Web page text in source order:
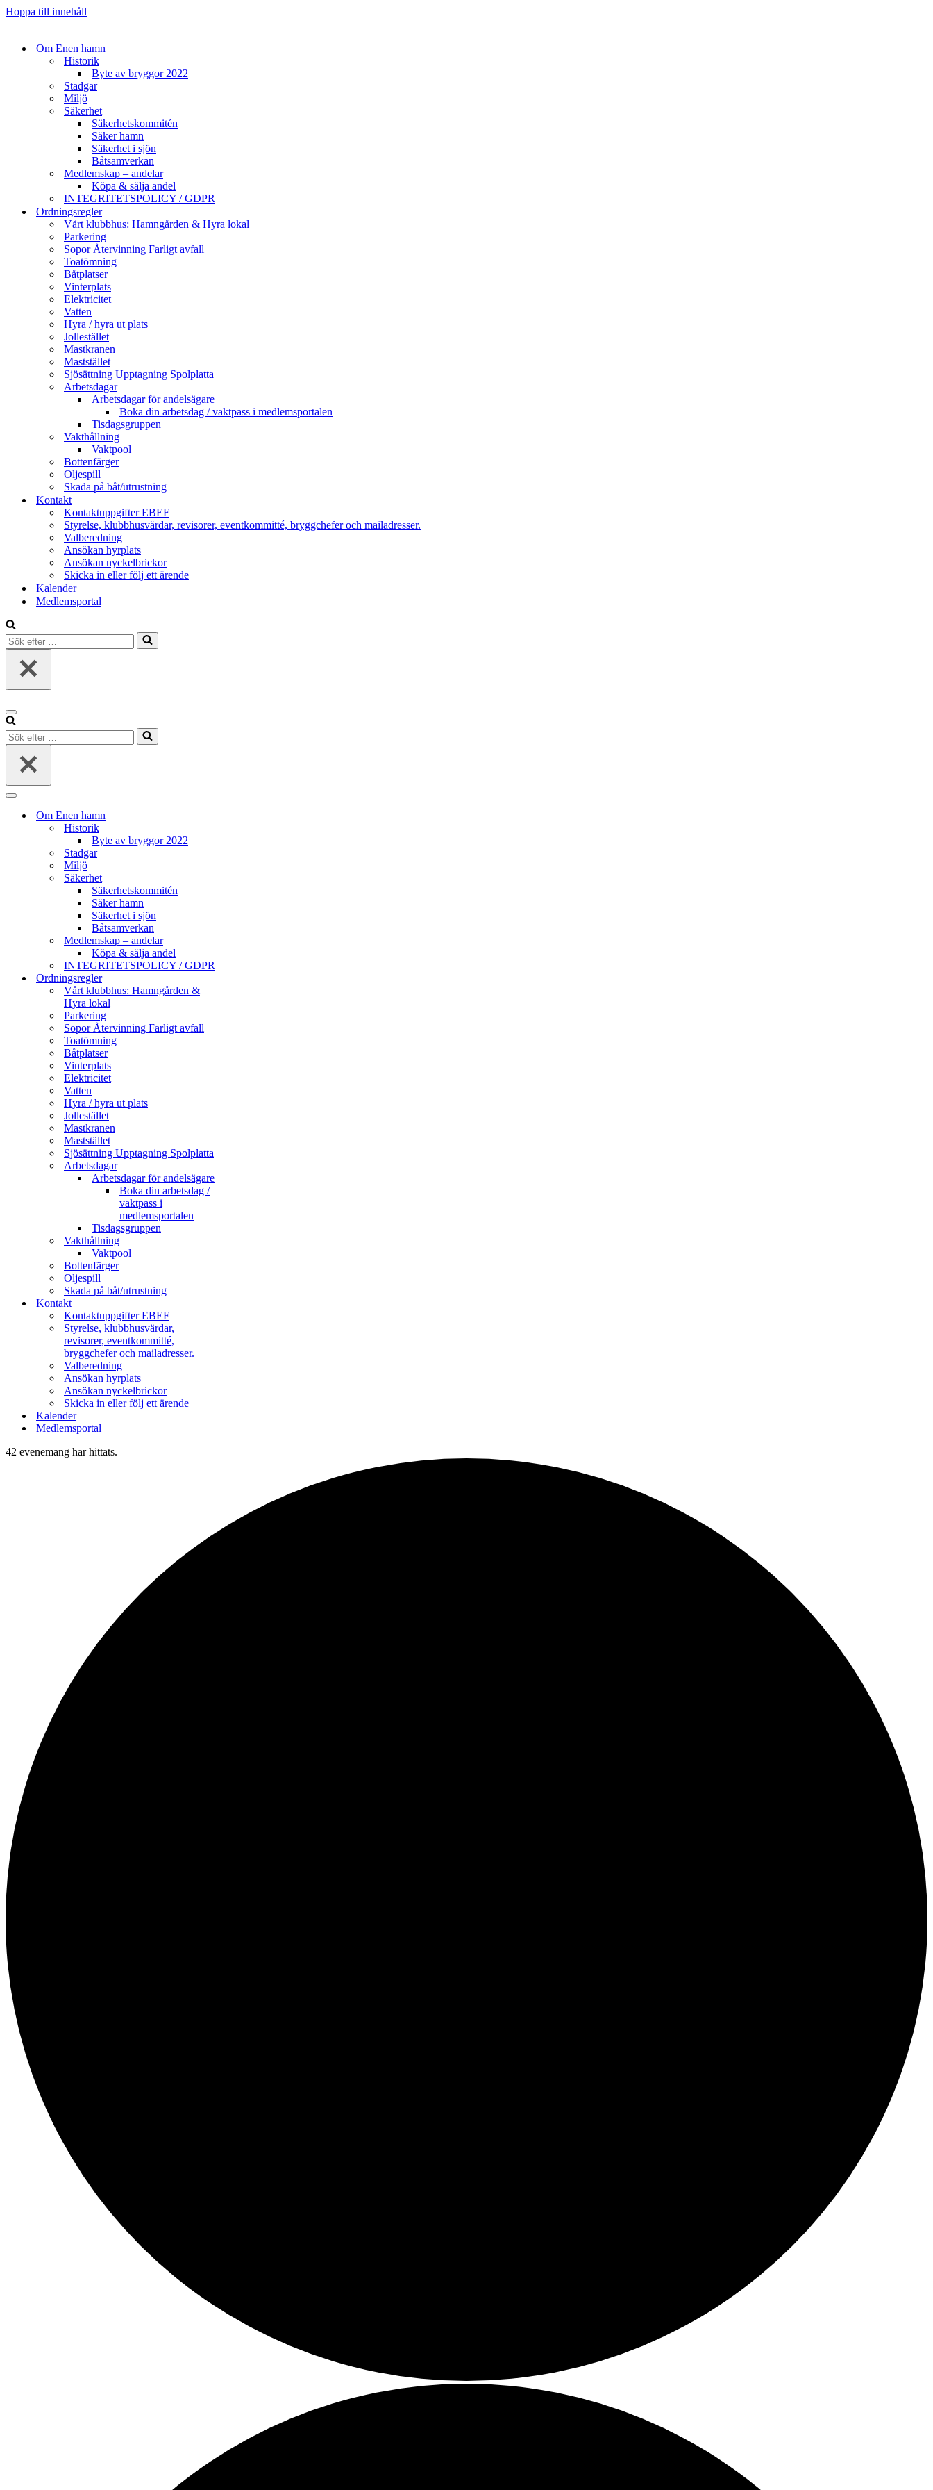
Hoppa till innehåll
Om Enen hamn
Historik
Byte av bryggor 2022
Stadgar
Miljö
Säkerhet
Säkerhetskommitén
Säker hamn
Säkerhet i sjön
Båtsamverkan
Medlemskap – andelar
Köpa & sälja andel
INTEGRITETSPOLICY / GDPR
Ordningsregler
Vårt klubbhus: Hamngården & Hyra lokal
Parkering
Sopor Återvinning Farligt avfall
Toatömning
Båtplatser
Vinterplats
Elektricitet
Vatten
Hyra / hyra ut plats
Jollestället
Mastkranen
Maststället
Sjösättning Upptagning Spolplatta
Arbetsdagar
Arbetsdagar för andelsägare
Boka din arbetsdag / vaktpass i medlemsportalen
Tisdagsgruppen
Vakthållning
Vaktpool
Bottenfärger
Oljespill
Skada på båt/utrustning
Kontakt
Kontaktuppgifter EBEF
Styrelse, klubbhusvärdar, revisorer, eventkommitté, bryggchefer och mailadresser.
Valberedning
Ansökan hyrplats
Ansökan nyckelbrickor
Skicka in eller följ ett ärende
Kalender
Medlemsportal
Sök
efter
Navigeringsmeny
Sök
efter
Navigeringsmeny
Om Enen hamn
Historik
Byte av bryggor 2022
Stadgar
Miljö
Säkerhet
Säkerhetskommitén
Säker hamn
Säkerhet i sjön
Båtsamverkan
Medlemskap – andelar
Köpa & sälja andel
INTEGRITETSPOLICY / GDPR
Ordningsregler
Vårt klubbhus: Hamngården &
Hyra lokal
Parkering
Sopor Återvinning Farligt avfall
Toatömning
Båtplatser
Vinterplats
Elektricitet
Vatten
Hyra / hyra ut plats
Jollestället
Mastkranen
Maststället
Sjösättning Upptagning Spolplatta
Arbetsdagar
Arbetsdagar för andelsägare
Boka din arbetsdag /
vaktpass i
medlemsportalen
Tisdagsgruppen
Vakthållning
Vaktpool
Bottenfärger
Oljespill
Skada på båt/utrustning
Kontakt
Kontaktuppgifter EBEF
Styrelse, klubbhusvärdar,
revisorer, eventkommitté,
bryggchefer och mailadresser.
Valberedning
Ansökan hyrplats
Ansökan nyckelbrickor
Skicka in eller följ ett ärende
Kalender
Medlemsportal
42 evenemang har hittats.